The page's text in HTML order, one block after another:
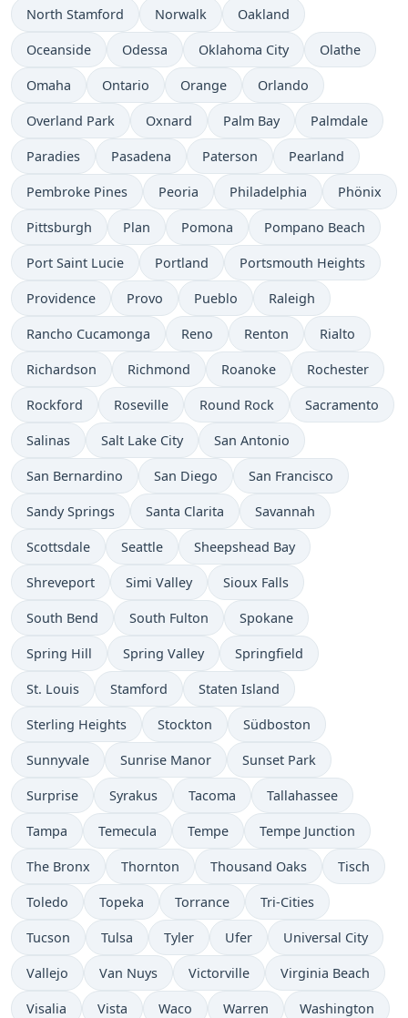
North Stamford Norwalk Oakland
Oceanside Odessa Oklahoma City Olathe
Omaha Ontario Orange Orlando
Overland Park Oxnard Palm Bay Palmdale
Paradies Pasadena Paterson Pearland
Pembroke Pines Peoria Philadelphia Phönix
Pittsburgh Plan Pomona Pompano Beach
Port Saint Lucie Portland Portsmouth Heights
Providence Provo Pueblo Raleigh
Rancho Cucamonga Reno Renton Rialto
Richardson Richmond Roanoke Rochester
Rockford Roseville Round Rock Sacramento
Salinas Salt Lake City San Antonio
San Bernardino San Diego San Francisco
Sandy Springs Santa Clarita Savannah
Scottsdale Seattle Sheepshead Bay
Shreveport Simi Valley Sioux Falls
South Bend South Fulton Spokane
Spring Hill Spring Valley Springfield
St. Louis Stamford Staten Island
Sterling Heights Stockton Südboston
Sunnyvale Sunrise Manor Sunset Park
Surprise Syrakus Tacoma Tallahassee
Tampa Temecula Tempe Tempe Junction
The Bronx Thornton Thousand Oaks Tisch
Toledo Topeka Torrance Tri-Cities
Tucson Tulsa Tyler Ufer Universal City
Vallejo Van Nuys Victorville Virginia Beach
Visalia Vista Waco Warren Washington